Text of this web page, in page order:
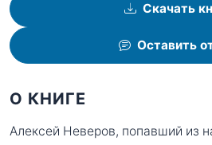
Скачать
Оставить
О КНИГЕ
Алексей Неверов, попавший из